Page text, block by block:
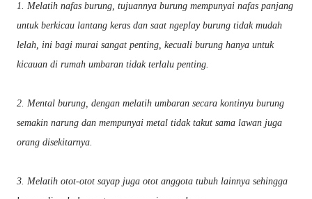
1. Melatih nafas burung, tujuannya burung mempunyai nafas panjang
untuk berkicau lantang keras dan saat ngeplay burung tidak mudah
lelah, ini bagi murai sangat penting, kecuali burung hanya untuk
kicauan di rumah umbaran tidak terlalu penting.
2. Mental burung, dengan melatih umbaran secara kontinyu burung
semakin narung dan mempunyai metal tidak takut sama lawan juga
orang disekitarnya.
3. Melatih otot-otot sayap juga otot anggota tubuh lainnya sehingga